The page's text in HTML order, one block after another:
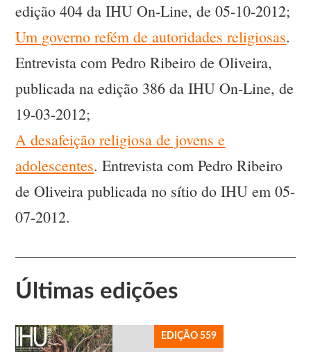
edição 404 da IHU On-Line, de 05-10-2012;
Um governo refém de autoridades religiosas.
Entrevista com Pedro Ribeiro de Oliveira,
publicada na edição 386 da IHU On-Line, de
19-03-2012;
A desafeição religiosa de jovens e
adolescentes. Entrevista com Pedro Ribeiro
de Oliveira publicada no sítio do IHU em 05-
07-2012.
Últimas edições
EDIÇÃO 559